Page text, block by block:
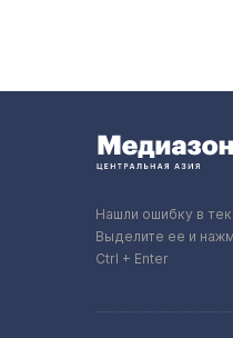
Нашли ошибку в
Выделите ее и
Ctrl + Enter